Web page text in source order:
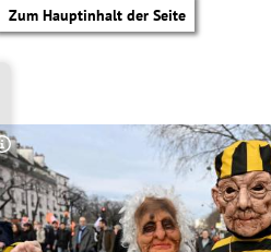
Zum Hauptinhalt der Seite
Copyright-Hinweis öffnen/schließen